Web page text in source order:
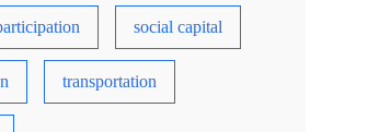
social capital
transportation